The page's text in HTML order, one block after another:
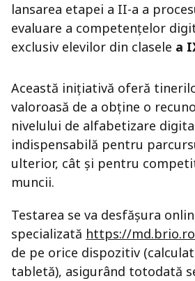
lansarea etapei a II-a a
evaluare a competențelor
exclusiv elevilor din clasele a
Această inițiativă oferă
valoroasă de a obține o
nivelului de alfabetizare
indispensabilă pentru
ulterior, cât și pentru
muncii.
Testarea se va desfășura
specializată https://md.brio.ro
de pe orice dispozitiv
tabletă), asigurând totodată